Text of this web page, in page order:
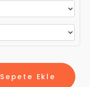
Sepete Ekle